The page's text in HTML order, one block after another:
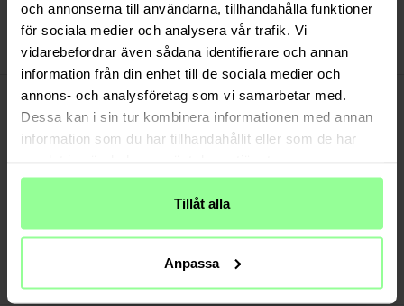
och annonserna till användarna, tillhandahålla funktioner
för sociala medier och analysera vår trafik. Vi
vidarebefordrar även sådana identifierare och annan
information från din enhet till de sociala medier och
annons- och analysföretag som vi samarbetar med.
Dessa kan i sin tur kombinera informationen med annan
information som du har tillhandahållit eller som de har
Tillåt alla
Anpassa
30 Tage Rückgaberecht
Art number:50964
PRODUKTBESCHREIBUNG
TPU/Silikonhülle für iPhone SE (2020).
Geeignet für: